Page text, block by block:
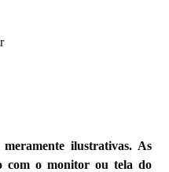
ilustrativas. As
com o monitor ou tela do